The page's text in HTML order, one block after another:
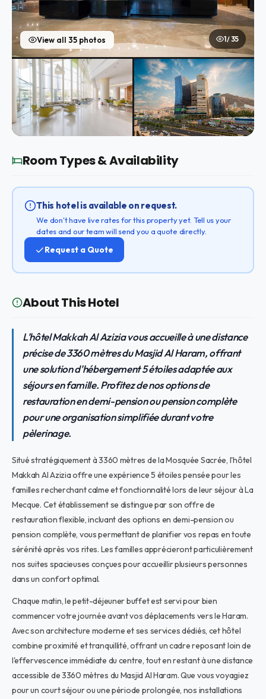
View all 35 photos 1 / 35
Room Types & Availability
This hotel is available on request.
We don't have live rates for this property yet. Tell us your
dates and our team will send you a quote directly.
Request a Quote
About This Hotel
L'hôtel Makkah Al Azizia vous accueille à une distance
précise de 3360 mètres du Masjid Al Haram, offrant
une solution d'hébergement 5 étoiles adaptée aux
séjours en famille. Profitez de nos options de
restauration en demi-pension ou pension complète
pour une organisation simplifiée durant votre
pèlerinage.
Situé stratégiquement à 3360 mètres de la Mosquée Sacrée, l'hôtel
Makkah Al Azizia offre une expérience 5 étoiles pensée pour les
familles recherchant calme et fonctionnalité lors de leur séjour à La
Mecque. Cet établissement se distingue par son offre de
restauration flexible, incluant des options en demi-pension ou
pension complète, vous permettant de planifier vos repas en toute
sérénité après vos rites. Les familles apprécieront particulièrement
nos suites spacieuses conçues pour accueillir plusieurs personnes
dans un confort optimal.
Chaque matin, le petit-déjeuner buffet est servi pour bien
commencer votre journée avant vos déplacements vers le Haram.
Avec son architecture moderne et ses services dédiés, cet hôtel
combine proximité et tranquillité, offrant un cadre reposant loin de
l'effervescence immédiate du centre, tout en restant à une distance
accessible de 3360 mètres du Masjid Al Haram. Que vous voyagiez
pour un court séjour ou une période prolongée, nos installations